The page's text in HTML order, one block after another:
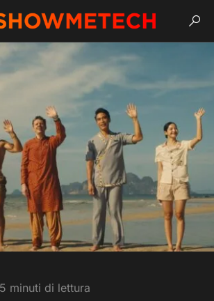
5 minuti di lettura